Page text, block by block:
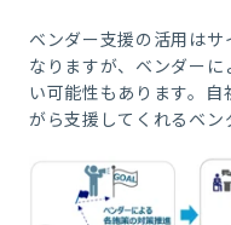
ベンダー支援の活用は
なりますが、ベンダーに
い可能性もあります。
がら支援してくれるベン